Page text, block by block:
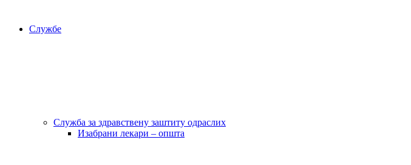
Службе
Служба за здравствену заштиту одраслих
Изабрани лекари – општа